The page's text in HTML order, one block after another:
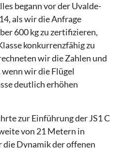
begann vor der Uvalde-
als wir die Anfrage
600 kg zu zertifizieren,
konkurrenzfähig zu
wir die Zahlen und
wir die Flügel
deutlich erhöhen
zur Einführung der JS1 C
von 21 Metern in
die Dynamik der offenen